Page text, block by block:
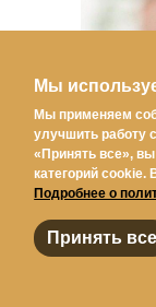
Мы
Мы применяем
улучшить работу
«Принять все»,
категорий
Подробнее о
Принять все